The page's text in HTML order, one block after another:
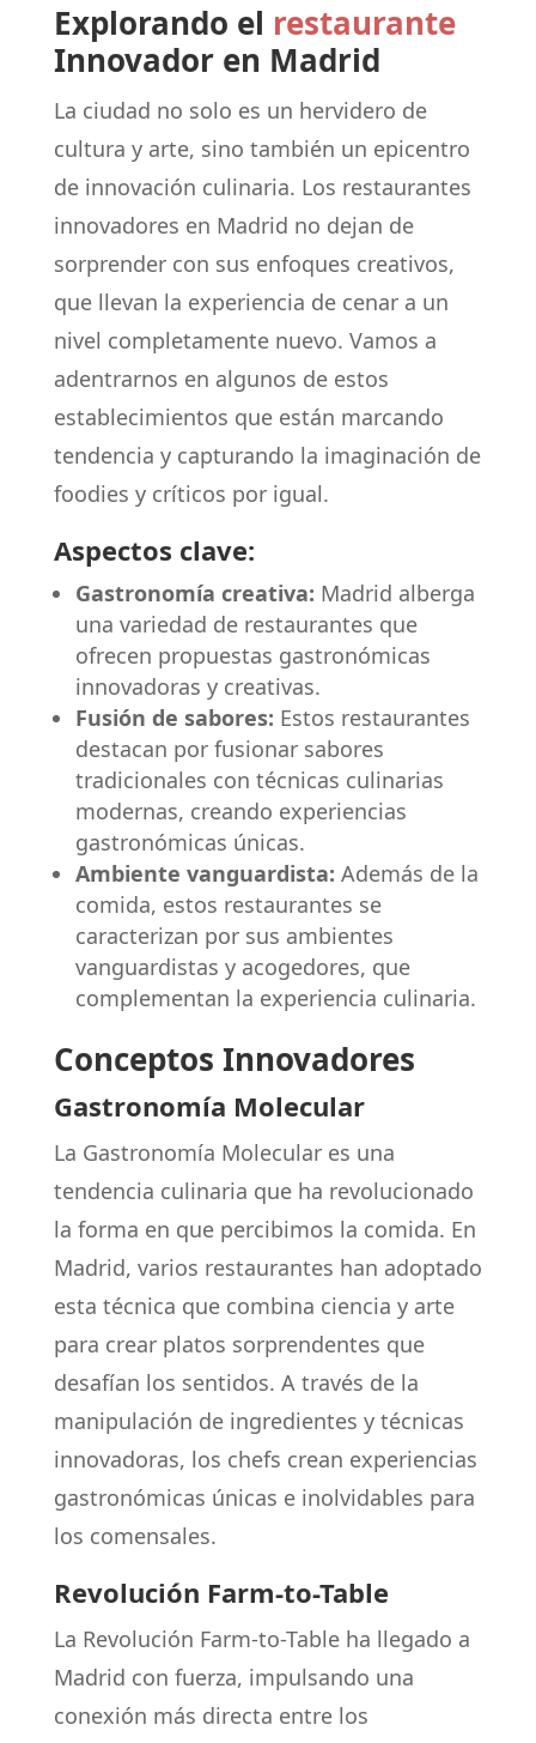
Explorando el restaurante
Innovador en Madrid
La ciudad no solo es un hervidero de
cultura y arte, sino también un epicentro
de innovación culinaria. Los restaurantes
innovadores en Madrid no dejan de
sorprender con sus enfoques creativos,
que llevan la experiencia de cenar a un
nivel completamente nuevo. Vamos a
adentrarnos en algunos de estos
establecimientos que están marcando
tendencia y capturando la imaginación de
foodies y críticos por igual.
Aspectos clave:
Gastronomía creativa: Madrid alberga
una variedad de restaurantes que
ofrecen propuestas gastronómicas
innovadoras y creativas.
Fusión de sabores: Estos restaurantes
destacan por fusionar sabores
tradicionales con técnicas culinarias
modernas, creando experiencias
gastronómicas únicas.
Ambiente vanguardista: Además de la
comida, estos restaurantes se
caracterizan por sus ambientes
vanguardistas y acogedores, que
complementan la experiencia culinaria.
Conceptos Innovadores
Gastronomía Molecular
La Gastronomía Molecular es una
tendencia culinaria que ha revolucionado
la forma en que percibimos la comida. En
Madrid, varios restaurantes han adoptado
esta técnica que combina ciencia y arte
para crear platos sorprendentes que
desafían los sentidos. A través de la
manipulación de ingredientes y técnicas
innovadoras, los chefs crean experiencias
gastronómicas únicas e inolvidables para
los comensales.
Revolución Farm-to-Table
La Revolución Farm-to-Table ha llegado a
Madrid con fuerza, impulsando una
conexión más directa entre los